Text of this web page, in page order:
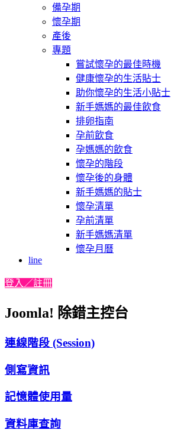
備孕期
懷孕期
產後
專題
嘗試懷孕的最佳時機
健康懷孕的生活貼士
助你懷孕的生活小貼士
新手媽媽的最佳飲食
排卵指南
孕前飲食
孕媽媽的飲食
懷孕的階段
懷孕後的身體
新手媽媽的貼士
懷孕清單
孕前清單
新手媽媽清單
懷孕月曆
line
登入／註冊
Joomla! 除錯主控台
連線階段 (Session)
側寫資訊
記憶體使用量
資料庫查詢